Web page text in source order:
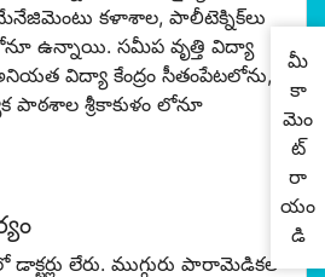
మేనేజిమెంటు కళాశాల, పాలీటెక్నిక్‌లు
ఉన్నాయి. సమీప వృత్తి విద్యా
విద్యా కేంద్రం సీతంపేటలోను,
పాఠశాల శ్రీకాకుళం లోనూ
లేరు. ముగ్గురు పారామెడికల్
మీ
కా
మెం
ట్
రా
యం
డి